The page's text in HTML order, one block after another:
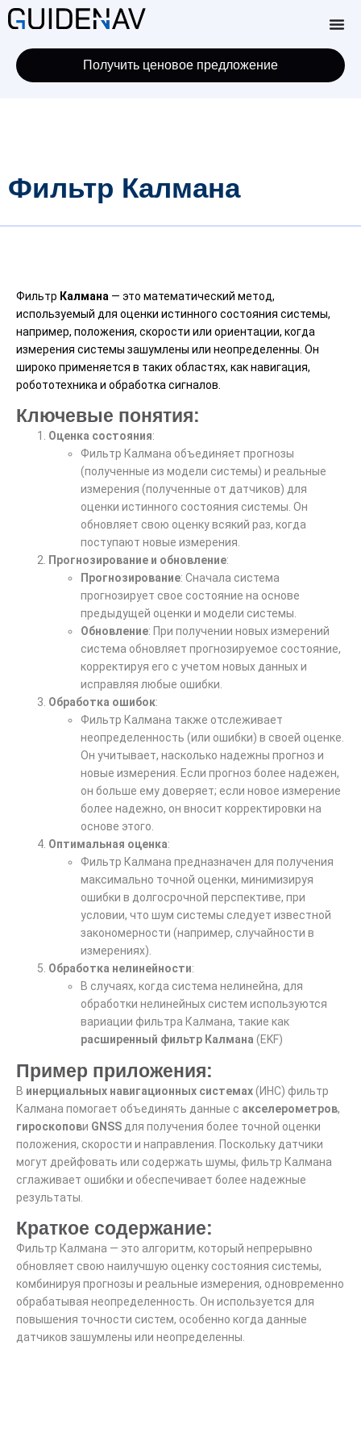
Получить ценовое предложение
Фильтр Калмана
Фильтр Калмана — это математический метод,
используемый для оценки истинного состояния системы,
например, положения, скорости или ориентации, когда
измерения системы зашумлены или неопределенны. Он
широко применяется в таких областях, как навигация,
робототехника и обработка сигналов.
Ключевые понятия:
Оценка состояния:
Фильтр Калмана объединяет прогнозы
(полученные из модели системы) и реальные
измерения (полученные от датчиков) для
оценки истинного состояния системы. Он
обновляет свою оценку всякий раз, когда
поступают новые измерения.
Прогнозирование и обновление:
Прогнозирование: Сначала система
прогнозирует свое состояние на основе
предыдущей оценки и модели системы.
Обновление: При получении новых измерений
система обновляет прогнозируемое состояние,
корректируя его с учетом новых данных и
исправляя любые ошибки.
Обработка ошибок:
Фильтр Калмана также отслеживает
неопределенность (или ошибки) в своей оценке.
Он учитывает, насколько надежны прогноз и
новые измерения. Если прогноз более надежен,
он больше ему доверяет; если новое измерение
более надежно, он вносит корректировки на
основе этого.
Оптимальная оценка:
Фильтр Калмана предназначен для получения
максимально точной оценки, минимизируя
ошибки в долгосрочной перспективе, при
условии, что шум системы следует известной
закономерности (например, случайности в
измерениях).
Обработка нелинейности:
В случаях, когда система нелинейна, для
обработки нелинейных систем используются
вариации фильтра Калмана, такие как
расширенный фильтр Калмана (EKF)
Пример приложения:
В инерциальных навигационных системах(ИНС) фильтр
Калмана помогает объединять данные с акселерометров,
гироскопови GNSS для получения более точной оценки
положения, скорости и направления. Поскольку датчики
могут дрейфовать или содержать шумы, фильтр Калмана
сглаживает ошибки и обеспечивает более надежные
результаты.
Краткое содержание:
Фильтр Калмана — это алгоритм, который непрерывно
обновляет свою наилучшую оценку состояния системы,
комбинируя прогнозы и реальные измерения, одновременно
обрабатывая неопределенность. Он используется для
повышения точности систем, особенно когда данные
датчиков зашумлены или неопределенны.